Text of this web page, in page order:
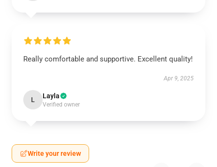
Really comfortable and supportive. Excellent quality!
Apr 9, 2025
L Layla
Verified owner
Write your review